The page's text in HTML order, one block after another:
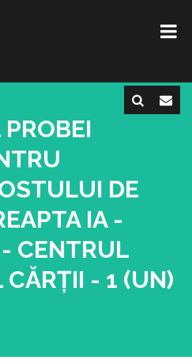
DE
IA -
CENTRUL
- 1 (UN)